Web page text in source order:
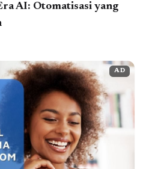
AI: Otomatisasi yang
AD